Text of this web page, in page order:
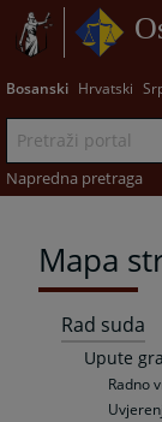
Bosanski Hrvatski
Napredna pretraga
Mapa
Rad suda
Upute
Radno